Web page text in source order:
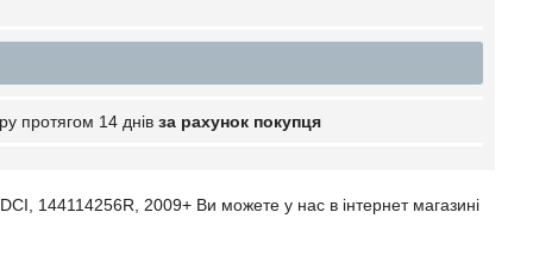
протягом 14 днів за рахунок покупця
144114256R, 2009+ Ви можете у нас в інтернет магазині